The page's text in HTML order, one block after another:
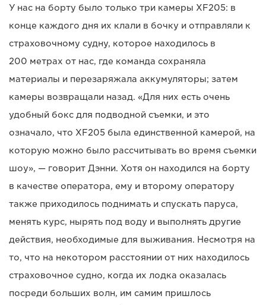
У нас на борту было только три камеры XF205: в
конце каждого дня их клали в бочку и отправляли к
страховочному судну, которое находилось в
200 метрах от нас, где команда сохраняла
материалы и перезаряжала аккумуляторы; затем
камеры возвращали назад. «Для них есть очень
удобный бокс для подводной съемки, и это
означало, что XF205 была единственной камерой, на
которую можно было рассчитывать во время съемки
шоу», — говорит Дэнни. Хотя он находился на борту
в качестве оператора, ему и второму оператору
также приходилось поднимать и спускать паруса,
менять курс, нырять под воду и выполнять другие
действия, необходимые для выживания. Несмотря на
то, что на некотором расстоянии от них находилось
страховочное судно, когда их лодка оказалась
посреди больших волн, им самим пришлось